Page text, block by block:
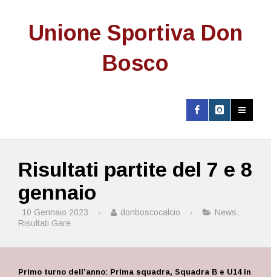
Unione Sportiva Don
Bosco
Risultati partite del 7 e 8
gennaio
10 Gennaio 2023 · donboscocalcio · News,
Risultati Gare
Primo turno dell’anno: Prima squadra, Squadra B e U14 in